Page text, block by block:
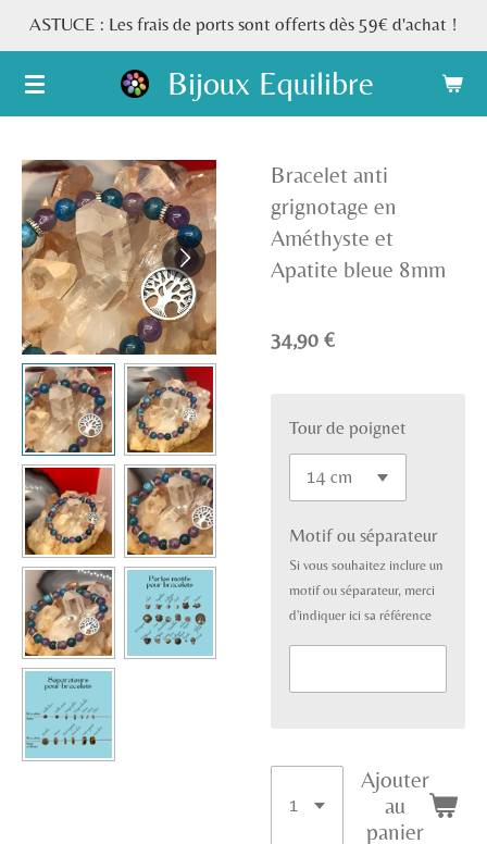
Passer
au
contenu
principal
Bijoux Equilibre
ASTUCE : Les frais de ports sont offerts dès 59€ d'achat !
Bracelet anti
grignotage en
Améthyste et
Apatite bleue 8mm
34,90 €
Tour de poignet
Motif ou séparateur
Si vous souhaitez inclure un
motif ou séparateur, merci
d'indiquer ici sa référence
Ajouter
au
panier